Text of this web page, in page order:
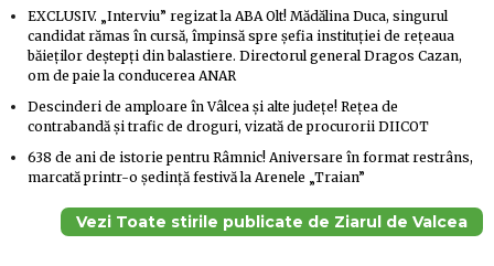
EXCLUSIV. „Interviu” regizat la ABA Olt! Mădălina Duca, singurul
candidat rămas în cursă, împinsă spre șefia instituției de rețeaua
băieților deștepți din balastiere. Directorul general Dragos Cazan,
om de paie la conducerea ANAR
Descinderi de amploare în Vâlcea și alte județe! Rețea de
contrabandă și trafic de droguri, vizată de procurorii DIICOT
638 de ani de istorie pentru Râmnic! Aniversare în format restrâns,
marcată printr-o ședință festivă la Arenele „Traian”
Vezi Toate stirile publicate de Ziarul de Valcea